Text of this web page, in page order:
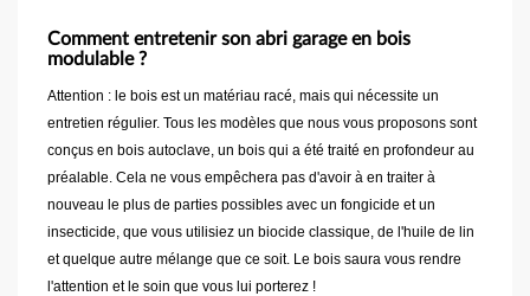
Comment entretenir son abri garage en bois
modulable ?
Attention : le bois est un matériau racé, mais qui nécessite un
entretien régulier. Tous les modèles que nous vous proposons sont
conçus en bois autoclave, un bois qui a été traité en profondeur au
préalable. Cela ne vous empêchera pas d'avoir à en traiter à
nouveau le plus de parties possibles avec un fongicide et un
insecticide, que vous utilisiez un biocide classique, de l'huile de lin
et quelque autre mélange que ce soit. Le bois saura vous rendre
l'attention et le soin que vous lui porterez !